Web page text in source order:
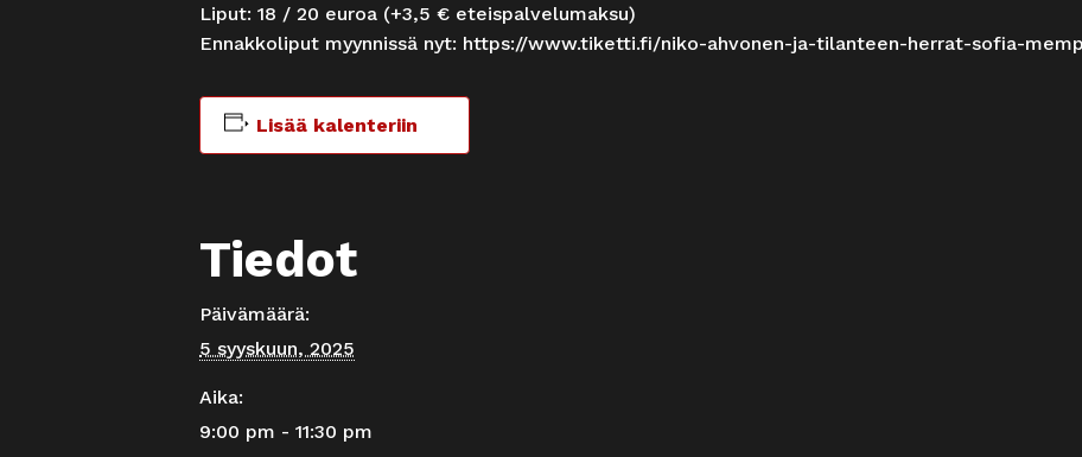
Liput: 18 / 20 euroa (+3,5 € eteispalvelumaksu)
Ennakkoliput myynnissä nyt: https://www.tiketti.fi/niko-ahvonen-ja-tilanteen-herrat-sofia-
Lisää kalenteriin
Tiedot
Päivämäärä:
5 syyskuun, 2025
Aika:
9:00 pm - 11:30 pm